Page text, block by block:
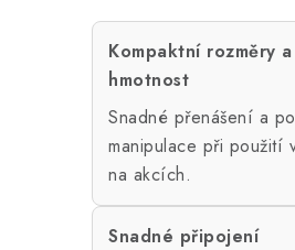
Kompaktní rozměry
hmotnost
Snadné přenášení a
manipulace při použití
na akcích.
Snadné připojení